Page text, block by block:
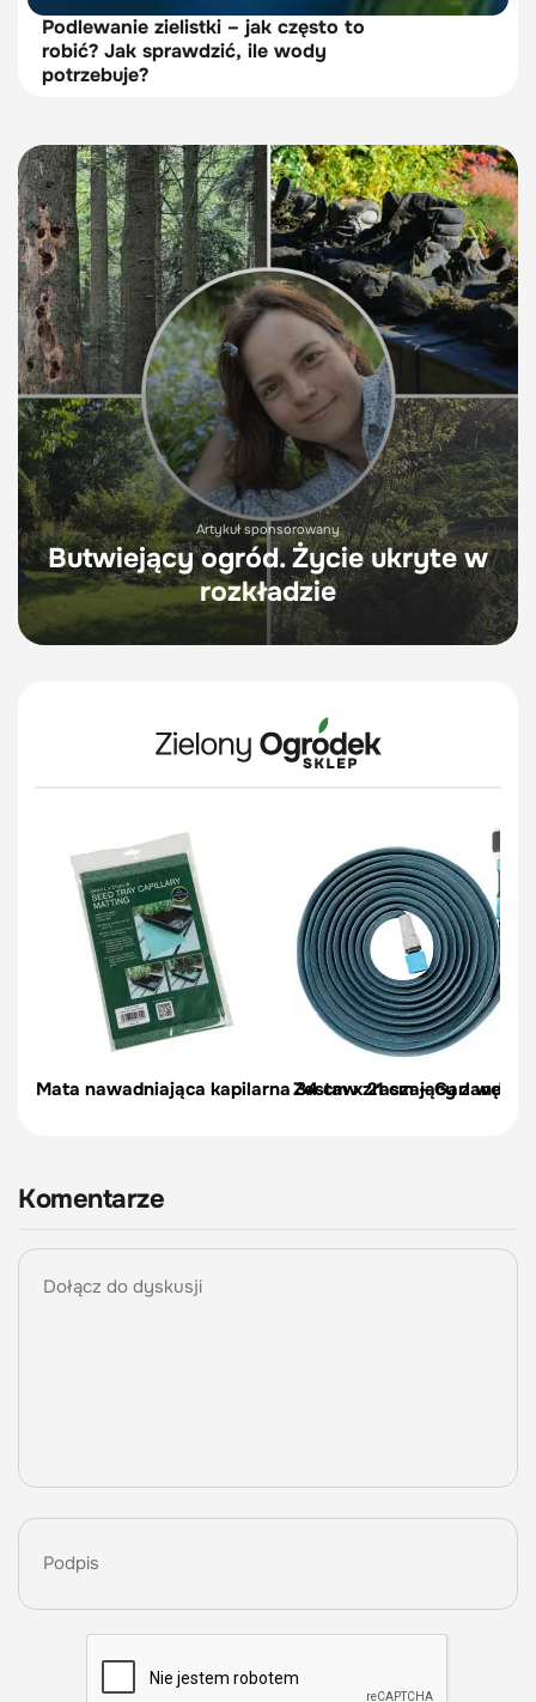
Podlewanie zielistki – jak często to
robić? Jak sprawdzić, ile wody
potrzebuje?
Artykuł sponsorowany
Butwiejący ogród. Życie ukryte w
rozkładzie
Mata nawadniająca kapilarna 34 cm x 21 cm – Garland
Zestaw zraszający z
Komentarze